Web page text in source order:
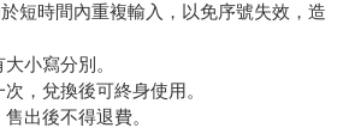
短時間內重複輸入，以免序號失效，造
小寫分別。
，兌換後可終身使用。
出後不得退費。